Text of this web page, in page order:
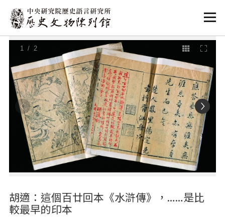
:::
:::
1/ 2
胡適：這個百廿回本《水滸傳》，……是比
較最早的印本